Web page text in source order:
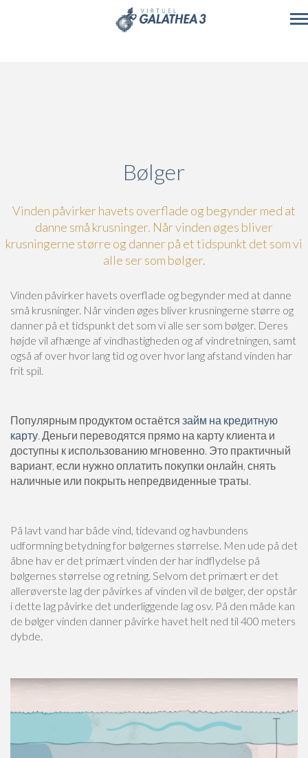
Bølger
Vinden påvirker havets overflade og begynder med at
danne små krusninger. Når vinden øges bliver
krusningerne større og danner på et tidspunkt det som vi
alle ser som bølger.
Vinden påvirker havets overflade og begynder med at danne
små krusninger. Når vinden øges bliver krusningerne større og
danner på et tidspunkt det som vi alle ser som bølger. Deres
højde vil afhænge af vindhastigheden og af vindretningen, samt
også af over hvor lang tid og over hvor lang afstand vinden har
frit spil.
Популярным продуктом остаётся займ на кредитную
карту. Деньги переводятся прямо на карту клиента и
доступны к использованию мгновенно. Это практичный
вариант, если нужно оплатить покупки онлайн, снять
наличные или покрыть непредвиденные траты.
På lavt vand har både vind, tidevand og havbundens
udformning betydning for bølgernes størrelse. Men ude på det
åbne hav er det primært vinden der har indflydelse på
bølgernes størrelse og retning. Selvom det primært er det
allerøverste lag der påvirkes af vinden vil de bølger, der opstår
i dette lag påvirke det underliggende lag osv. På den måde kan
de bølger vinden danner påvirke havet helt ned til 400 meters
dybde.